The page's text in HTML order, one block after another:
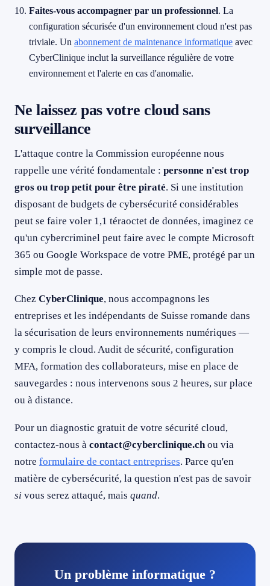
Faites-vous accompagner par un professionnel. La
configuration sécurisée d'un environnement cloud n'est pas
triviale. Un abonnement de maintenance informatique avec
CyberClinique inclut la surveillance régulière de votre
environnement et l'alerte en cas d'anomalie.
Ne laissez pas votre cloud sans
surveillance
L'attaque contre la Commission européenne nous
rappelle une vérité fondamentale : personne n'est trop
gros ou trop petit pour être piraté. Si une institution
disposant de budgets de cybersécurité considérables
peut se faire voler 1,1 téraoctet de données, imaginez ce
qu'un cybercriminel peut faire avec le compte Microsoft
365 ou Google Workspace de votre PME, protégé par un
simple mot de passe.
Chez CyberClinique, nous accompagnons les
entreprises et les indépendants de Suisse romande dans
la sécurisation de leurs environnements numériques —
y compris le cloud. Audit de sécurité, configuration
MFA, formation des collaborateurs, mise en place de
sauvegardes : nous intervenons sous 2 heures, sur place
ou à distance.
Pour un diagnostic gratuit de votre sécurité cloud,
contactez-nous à contact@cyberclinique.chou via
notre formulaire de contact entreprises. Parce qu'en
matière de cybersécurité, la question n'est pas de savoir
si vous serez attaqué, mais quand.
Un problème informatique ?